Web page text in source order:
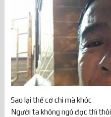
Sao lại thế cớ chi mà khóc
Người ta không ngó đọc thì thôi